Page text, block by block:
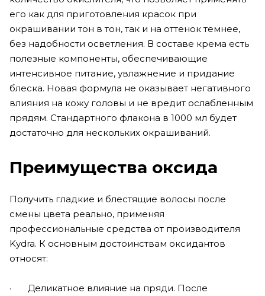
его как для приготовления красок при
окрашивании тон в тон, так и на оттенок темнее,
без надобности осветления. В составе крема есть
полезные компоненты, обеспечивающие
интенсивное питание, увлажнение и придание
блеска. Новая формула не оказывает негативного
влияния на кожу головы и не вредит ослабленным
прядям. Стандартного флакона в 1000 мл будет
достаточно для нескольких окрашиваний.
Преимущества оксида
Получить гладкие и блестящие волосы после
смены цвета реально, применяя
профессиональные средства от производителя
Kydra. К основным достоинствам оксидантов
относят:
· Деликатное влияние на пряди. После